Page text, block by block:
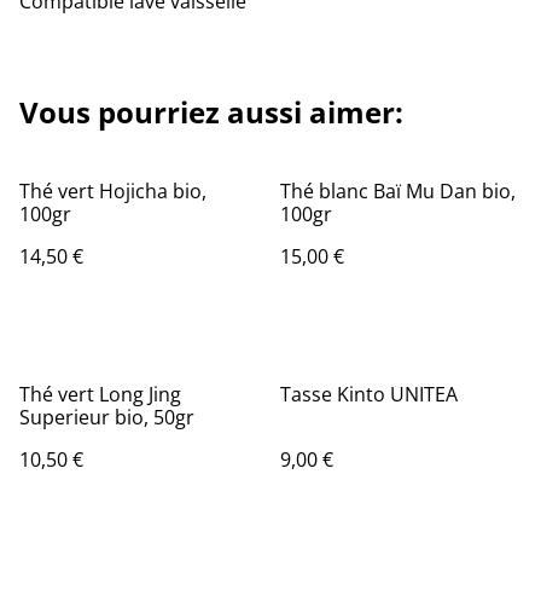
Vous pourriez aussi aimer:
Thé vert Hojicha bio,
100gr
14,50 €
Thé blanc Baï Mu Dan bio,
100gr
15,00 €
Thé vert Long Jing
Superieur bio, 50gr
10,50 €
Tasse Kinto UNITEA
9,00 €